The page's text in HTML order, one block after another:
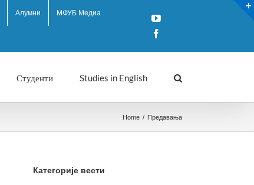
Алумни МФУБ Медиа
YouTube
Студенти Studies in English
Home / Предавања
Категорије вести